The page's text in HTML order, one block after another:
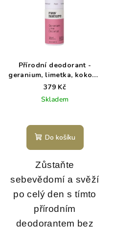
Přírodní deodorant -
geranium, limetka, kokos -
50g
379 Kč
Skladem
Do košíku
Zůstaňte
sebevědomí a svěží
po celý den s tímto
přírodním
deodorantem bez